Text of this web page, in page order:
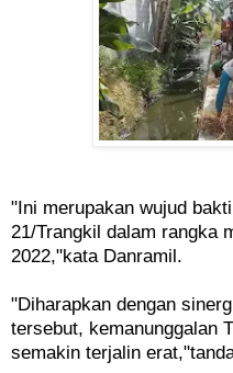
"Ini merupakan wujud
21/Trangkil dalam rangka
2022,"kata Danramil.
"Diharapkan dengan
tersebut, kemanunggalan
semakin terjalin